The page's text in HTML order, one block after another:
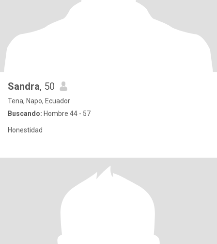
Sandra, 50
Tena, Napo, Ecuador
Buscando: Hombre 44 - 57
Honestidad